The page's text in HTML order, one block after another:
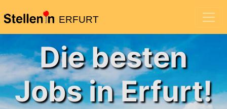
ERFURT
Die besten
Jobs in Erfurt!